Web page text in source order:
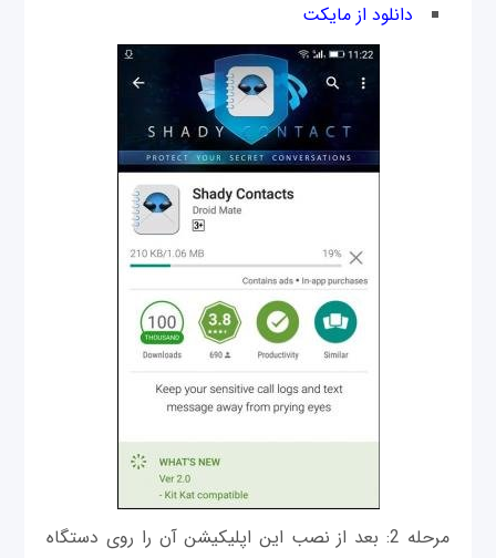
دانلود از مایکت
مرحله 2: بعد از نصب این اپلیکیشن آن را روی دستگاه